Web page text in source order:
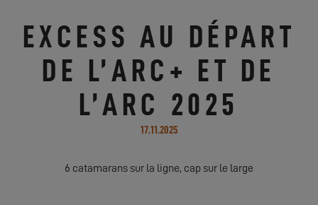
EXCESS AU DÉPART
DE L’ARC+ ET DE
L’ARC 2025
17.11.2025
6 catamarans sur la ligne, cap sur le large